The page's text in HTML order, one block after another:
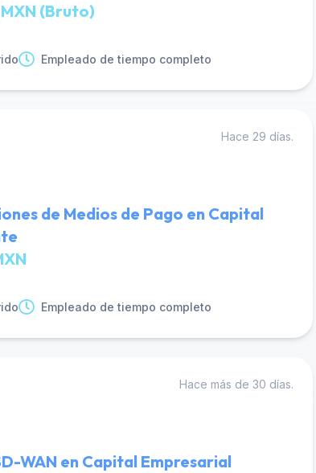
(Bruto)
Empleado de tiempo completo
Hace 29 días.
de Medios de Pago en Capital
Empleado de tiempo completo
Hace más de 30 días.
WAN en Capital Empresarial